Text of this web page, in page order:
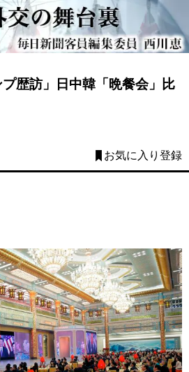
歴訪」日中韓「晩餐会」比
お気に入り登録